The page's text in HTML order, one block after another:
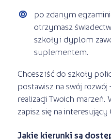
po zdanym
otrzymasz
szkoły i dyplom
suplementem.
Chcesz iść do szkoły
postawisz na swój
realizacji Twoich
zapisz się na interesujący
Jakie kierunki są